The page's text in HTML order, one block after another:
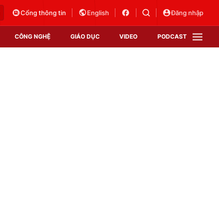
Cổng thông tin English Đăng nhập
CÔNG NGHỆ GIÁO DỤC VIDEO PODCAST